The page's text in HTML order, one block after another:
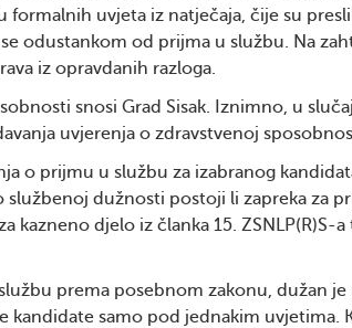
uvjeta iz natječaja, čije su
odustankom od prijma u službu. Na
iz opravdanih razloga.
snosi Grad Sisak. Iznimno, u
uvjerenja o zdravstvenoj
o prijmu u službu za izabranog
dužnosti postoji li zapreka za
djelo iz članka 15. ZSNLP(R)S-a
prema posebnom zakonu, dužan
kandidate samo pod jednakim uvjetima.